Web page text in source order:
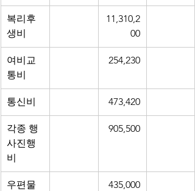
복리후
생비
11,310,2
00
여비교
통비
254,230
통신비 473,420
각종 행
사진행
비
905,500
우편물
435,000